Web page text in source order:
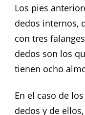
Los pies
dedos internos,
con tres
dedos son los
tienen ocho
En el caso de
dedos y de